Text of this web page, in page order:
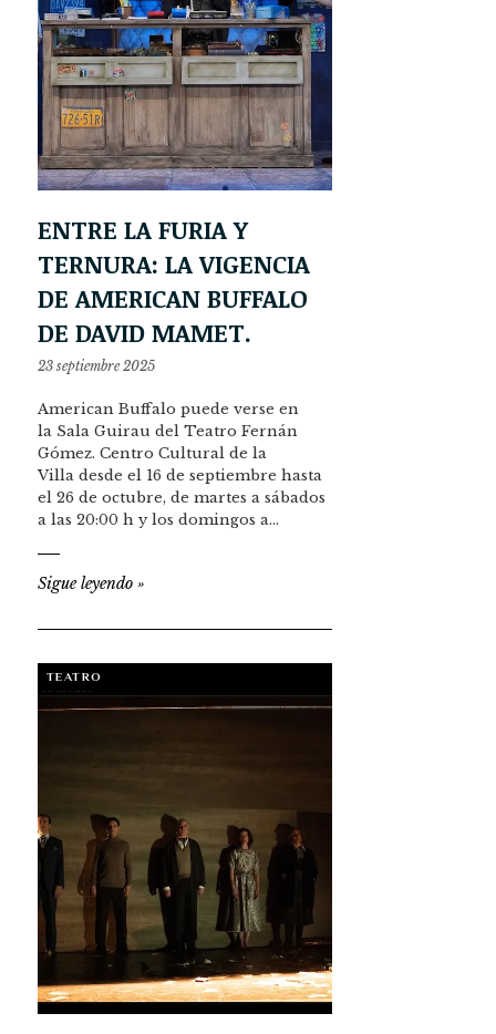
ENTRE LA FURIA Y
TERNURA: LA VIGENCIA
DE AMERICAN BUFFALO
DE DAVID MAMET.
23 septiembre 2025
American Buffalo puede verse en
la Sala Guirau del Teatro Fernán
Gómez. Centro Cultural de la
Villa desde el 16 de septiembre hasta
el 26 de octubre, de martes a sábados
a las 20:00 h y los domingos a…
Sigue leyendo »
TEATRO